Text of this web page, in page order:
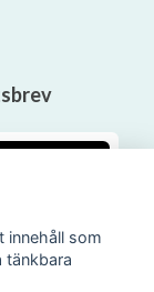
innehåll som
tänkbara